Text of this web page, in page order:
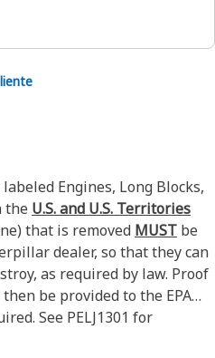
Engines, Long Blocks,
the U.S. and U.S. Territories
that is removed MUST be
dealer, so that they can
as required by law. Proof
be provided to the EPA
See PELJ1301 for